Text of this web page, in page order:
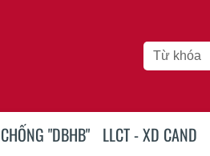
CHỐNG "DBHB" LLCT - XD CAND